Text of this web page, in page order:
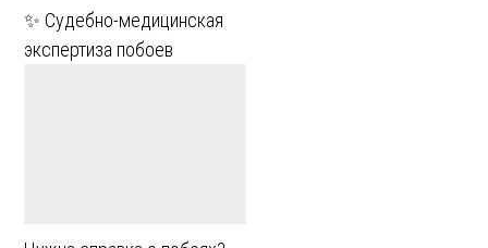
✨ Судебно-медицинская
экспертиза побоев